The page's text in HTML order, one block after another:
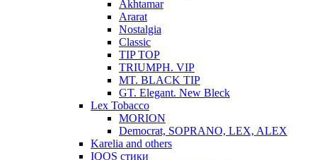
Akhtamar
Ararat
Nostalgia
Classic
TIP TOP
TRIUMPH. VIP
MT. BLACK TIP
GT. Elegant. New Bleck
Lex Tobacco
MORION
Democrat, SOPRANO, LEX, ALEX
Karelia and others
IQOS стики